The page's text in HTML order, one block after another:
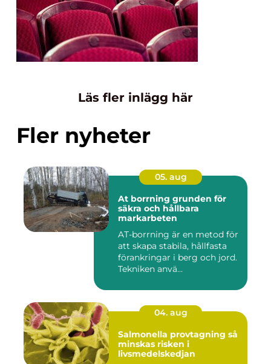
Läs fler inlägg här
Fler nyheter
05. aug
At borrning grunden för
säkra och hållbara
markarbeten
AT-borrning är en metod för
att skapa stabila, hållfasta
förankringar i berg och jord.
Tekniken anvä...
04. aug
Salmonella provtagning så
minskas risken i
livsmedelskedjan